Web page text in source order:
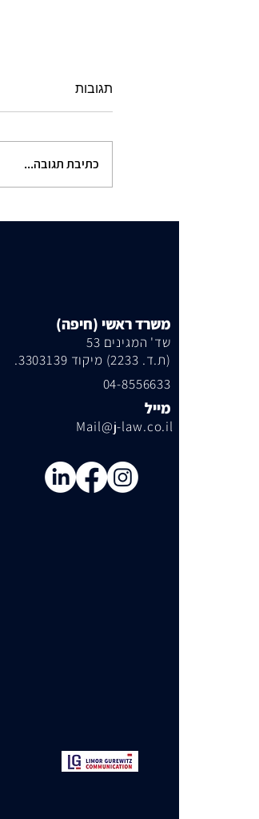
תגובות
כתיבת תגובה...
משרד ראשי (חיפה)
שד' המגינים 53
(ת.ד. 2233) מיקוד 3303139.
04-8556633
מייל
Mail@j-law.co.il